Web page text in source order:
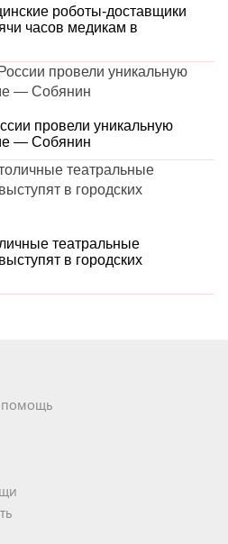
роботы-доставщики
часов медикам в
провели уникальную
— Собянин
театральные
в городских
помощь